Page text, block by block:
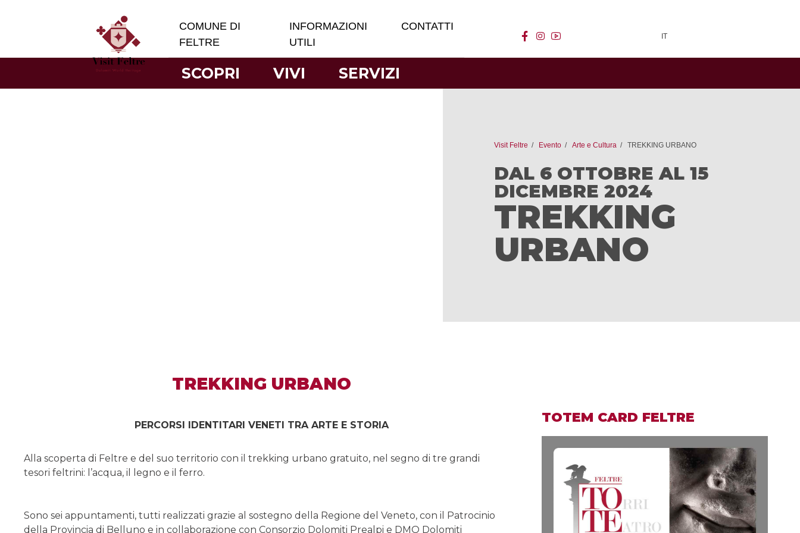
COMUNE DI
FELTRE
INFORMAZIONI
UTILI
CONTATTI
facebook
instagram IT
SCOPRI VIVI SERVIZI
Visit Feltre Evento Arte e Cultura TREKKING URBANO
DAL 6 OTTOBRE AL 15
DICEMBRE 2024
TREKKING
URBANO
TREKKING URBANO
PERCORSI IDENTITARI VENETI TRA ARTE E STORIA
Alla scoperta di Feltre e del suo territorio con il trekking urbano gratuito, nel segno di tre grandi
tesori feltrini: l’acqua, il legno e il ferro.
Sono sei appuntamenti, tutti realizzati grazie al sostegno della Regione del Veneto, con il Patrocinio
della Provincia di Belluno e in collaborazione con Consorzio Dolomiti Prealpi e DMO Dolomiti
TOTEM CARD FELTRE